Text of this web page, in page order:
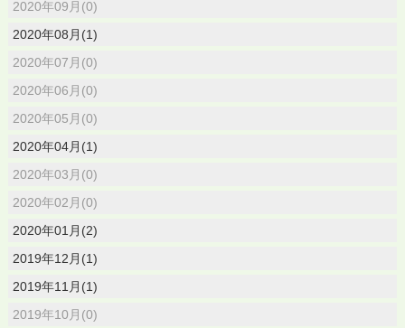
2020年09月(0)
2020年08月(1)
2020年07月(0)
2020年06月(0)
2020年05月(0)
2020年04月(1)
2020年03月(0)
2020年02月(0)
2020年01月(2)
2019年12月(1)
2019年11月(1)
2019年10月(0)